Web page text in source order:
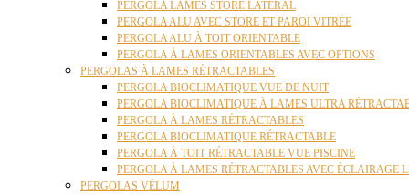
PERGOLA LAMES STORE LATÉRAL
PERGOLA ALU AVEC STORE ET PAROI VITRÉE
PERGOLA ALU À TOIT ORIENTABLE
PERGOLA À LAMES ORIENTABLES AVEC OPTIONS
PERGOLAS À LAMES RÉTRACTABLES
PERGOLA BIOCLIMATIQUE VUE DE NUIT
PERGOLA BIOCLIMATIQUE À LAMES ULTRA
PERGOLA À LAMES RÉTRACTABLES
PERGOLA BIOCLIMATIQUE RÉTRACTABLE
PERGOLA À TOIT RÉTRACTABLE VUE PISCINE
PERGOLA À LAMES RÉTRACTABLES AVEC ÉCLAIRAGE
PERGOLAS VÉLUM